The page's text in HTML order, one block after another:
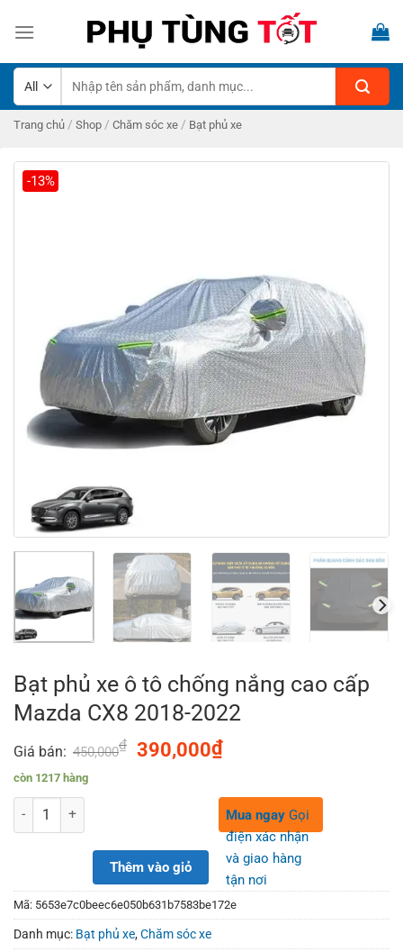
kiếm:
Trang chủ / Shop / Chăm sóc xe / Bạt phủ xe
-13%
Bạt phủ xe ô tô chống nắng cao cấp
Mazda CX8 2018-2022
Giá bán: 450,000₫
Original
450,000₫.
390,000₫Current
390,000₫.
còn 1217 hàng
Số lượng
Thêm vào giỏ
Mua ngay Gọi
điện xác nhận
và giao hàng
tận nơi
Mã: 5653e7c0beec6e050b631b7583be172e
Danh mục: Bạt phủ xe,Chăm sóc xe